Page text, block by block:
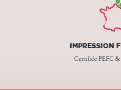
IMPRESSION
Certifiée PEFC &